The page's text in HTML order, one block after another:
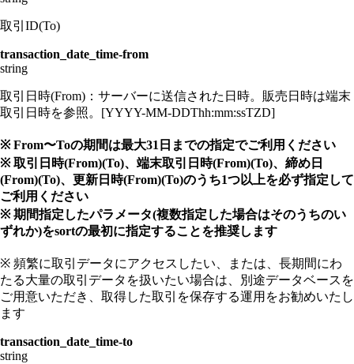
取引ID(To)
transaction_date_time-from
string
取引日時(From)：サーバーに送信された日時。販売日時は端末
取引日時を参照。[YYYY-MM-DDThh:mm:ssTZD]
※ From〜Toの期間は最大31日までの指定でご利用ください
※ 取引日時(From)(To)、端末取引日時(From)(To)、締め日
(From)(To)、更新日時(From)(To)のうち1つ以上を必ず指定して
ご利用ください
※ 期間指定したパラメータ(複数指定した場合はそのうちのい
ずれか)をsortの最初に指定することを推奨します
※ 頻繁に取引データにアクセスしたい、または、長期間にわ
たる大量の取引データを扱いたい場合は、別途データベースを
ご用意いただき、取得した取引を保存する運用をお勧めいたし
ます
transaction_date_time-to
string